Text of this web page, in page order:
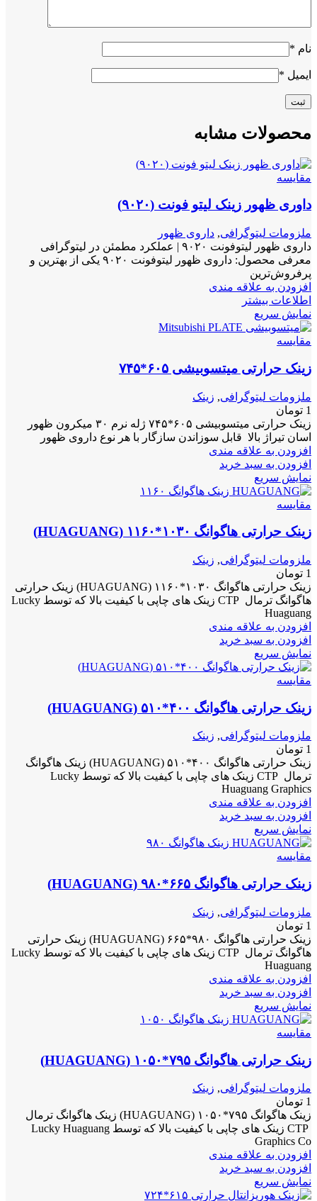
نام *
ایمیل *
محصولات مشابه
مقايسه
داوری ظهور زینک لیتو فونت (۹۰۲۰)
ملزومات لیتوگرافی, داروی ظهور
داروی ظهور لیتوفونت ۹۰۲۰ | عملکرد مطمئن در لیتوگرافی
معرفی محصول: داروی ظهور لیتوفونت ۹۰۲۰ یکی از بهترین و
پرفروش‌ترین
افزودن به علاقه مندی
اطلاعات بیشتر
نمایش سریع
مقايسه
زینک حرارتی میتسوبیشی ۶۰۵*۷۴۵
ملزومات لیتوگرافی, زینک
1 تومان
زینک حرارتی میتسوبیشی ۶۰۵*۷۴۵ ژله نرم ۳۰ میکرون ظهور
اسان تیراژ بالا قابل سوزاندن سازگار با هر نوع داروی ظهور
افزودن به علاقه مندی
افزودن به سبد خرید
نمایش سریع
مقايسه
زینک حرارتی هاگوانگ ۱۰۳۰*۱۱۶۰ (HUAGUANG)
ملزومات لیتوگرافی, زینک
1 تومان
زینک حرارتی هاگوانگ ۱۰۳۰*۱۱۶۰ (HUAGUANG) زینک حرارتی
هاگوانگ ترمال CTP زینک های چاپی با کیفیت بالا که توسط Lucky
Huaguang
افزودن به علاقه مندی
افزودن به سبد خرید
نمایش سریع
مقايسه
زینک حرارتی هاگوانگ ۴۰۰*۵۱۰ (HUAGUANG)
ملزومات لیتوگرافی, زینک
1 تومان
زینک حرارتی هاگوانگ ۴۰۰*۵۱۰ (HUAGUANG) زینک هاگوانگ
ترمال CTP زینک های چاپی با کیفیت بالا که توسط Lucky
Huaguang Graphics
افزودن به علاقه مندی
افزودن به سبد خرید
نمایش سریع
مقايسه
زینک حرارتی هاگوانگ ۶۶۵*۹۸۰ (HUAGUANG)
ملزومات لیتوگرافی, زینک
1 تومان
زینک حرارتی هاگوانگ ۹۸۰*۶۶۵ (HUAGUANG) زینک حرارتی
هاگوانگ ترمال CTP زینک های چاپی با کیفیت بالا که توسط Lucky
Huaguang
افزودن به علاقه مندی
افزودن به سبد خرید
نمایش سریع
مقايسه
زینک حرارتی هاگوانگ ۷۹۵*۱۰۵۰ (HUAGUANG)
ملزومات لیتوگرافی, زینک
1 تومان
زینک هاگوانگ ۷۹۵*۱۰۵۰ (HUAGUANG) زینک هاگوانگ ترمال
CTP زینک های چاپی با کیفیت بالا که توسط Lucky Huaguang
Graphics Co
افزودن به علاقه مندی
افزودن به سبد خرید
نمایش سریع